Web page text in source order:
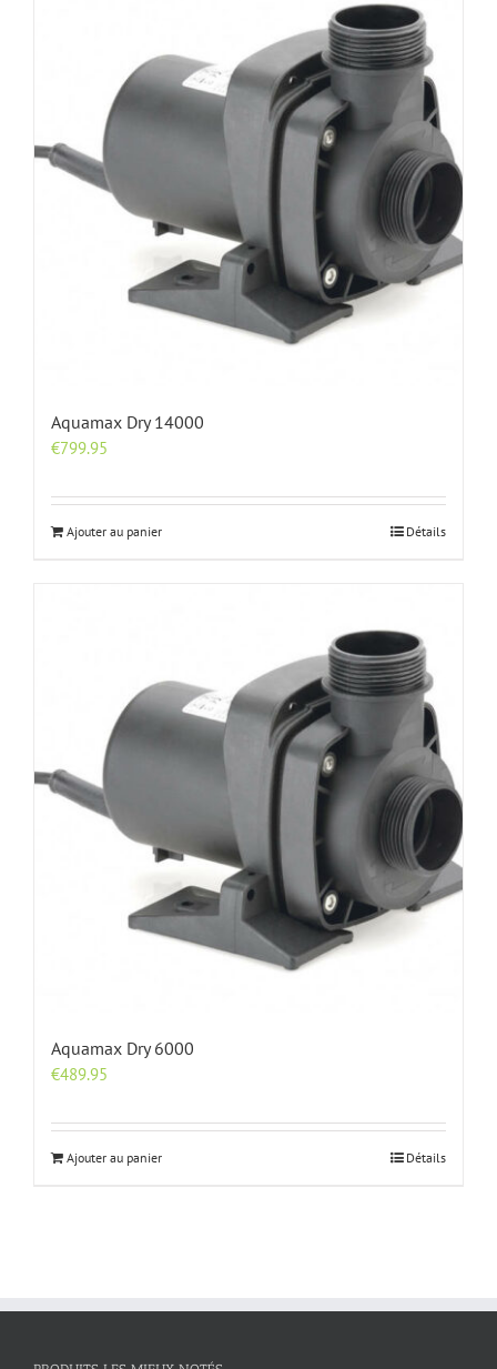
Aquamax Dry 14000
€799.95
Ajouter au panier Détails
Aquamax Dry 6000
€489.95
Ajouter au panier Détails